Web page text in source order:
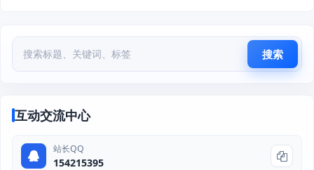
搜索
互动交流中心
站长QQ
154215395